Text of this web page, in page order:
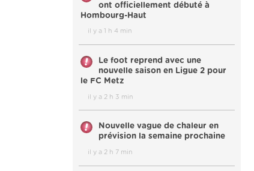
ont officiellement débuté à
Hombourg-Haut
il y a 1 h 4 min
Le foot reprend avec une
nouvelle saison en Ligue 2 pour
le FC Metz
il y a 2 h 3 min
Nouvelle vague de chaleur en
prévision la semaine prochaine
il y a 2 h 7 min